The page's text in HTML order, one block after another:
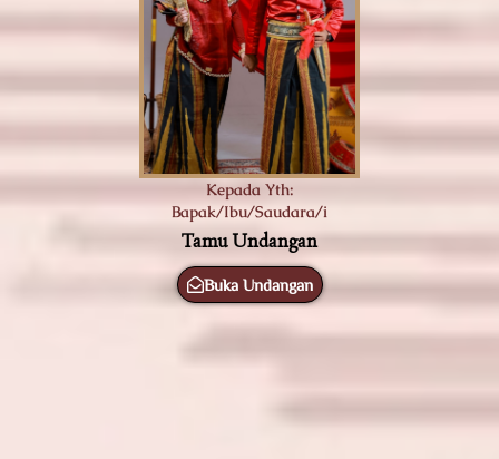
Kepada Yth:
Bapak/Ibu/Saudara/i
Tamu Undangan
Buka Undangan